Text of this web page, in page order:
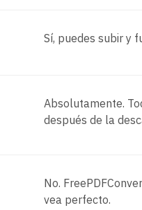
Sí, puedes subir y
Absolutamente.
después de la
No.
vea perfecto.